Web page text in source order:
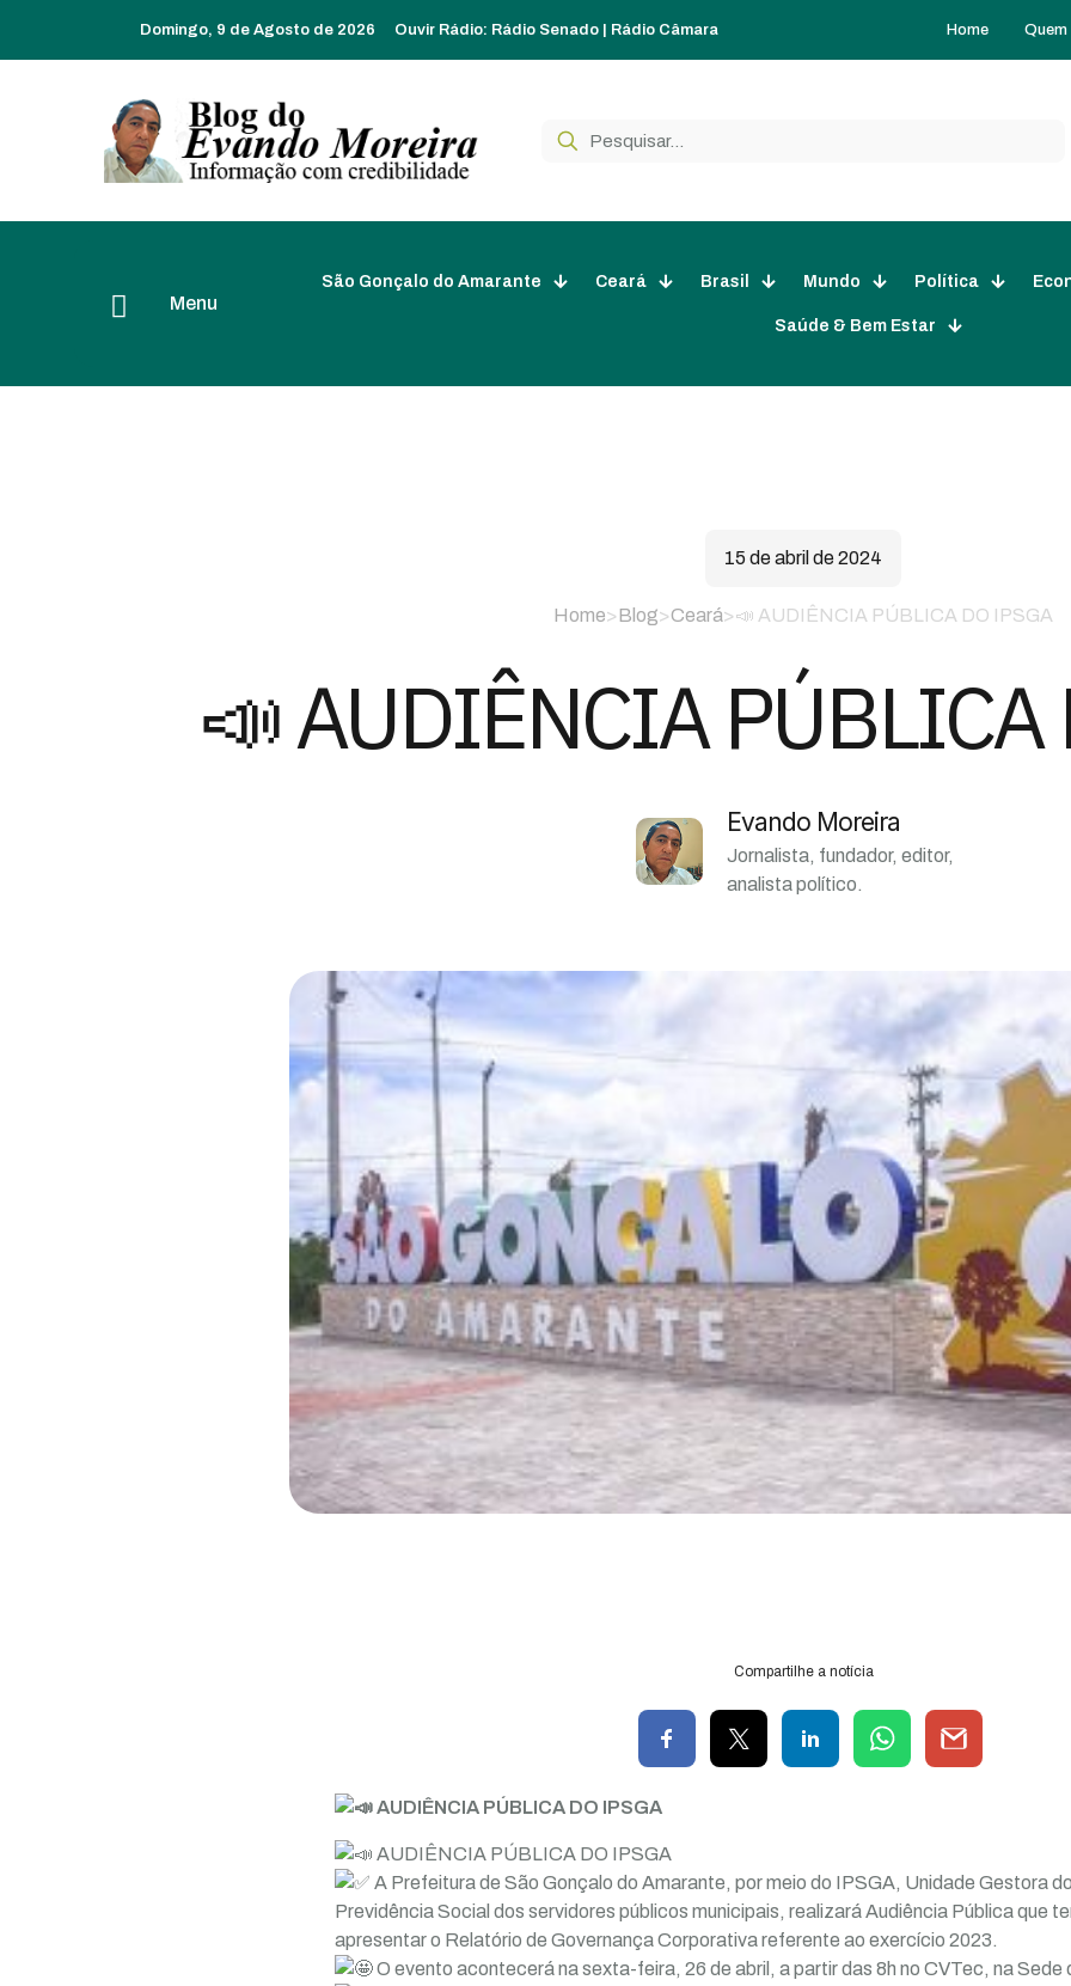
Domingo, 9 de Agosto de 2026 Ouvir Rádio: Rádio Senado Rádio Câmara Home
Menu
São Gonçalo do Amarante Ceará Brasil Mundo Política
Saúde & Bem Estar
15 de abril de 2024
Home> Blog>Ceará>📣 AUDIÊNCIA PÚBLICA DO IPSGA
📣 AUDIÊNCIA PÚBLICA
Evando Moreira
Jornalista, fundador, editor,
analista político.
Compartilhe a notícia
AUDIÊNCIA PÚBLICA DO IPSGA
AUDIÊNCIA PÚBLICA DO IPSGA
A Prefeitura de São Gonçalo do Amarante, por meio do IPSGA, Unidade Gestora
Previdência Social dos servidores públicos municipais, realizará Audiência Pública que
apresentar o Relatório de Governança Corporativa referente ao exercício 2023.
O evento acontecerá na sexta-feira, 26 de abril, a partir das 8h no CVTec, na Sede